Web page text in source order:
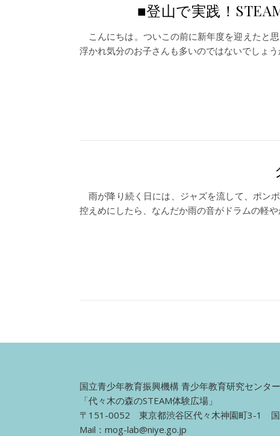
■登山で実践！
こんにちは。ついこの前に新年度を迎えたと
浮かれ気分のお子さんも多いのではないでし
雨が降り続く日には、ジャズを流して、ポン
控えめにしたら、なんだか雨の音がドラムの軽
国立青少年教育振興機構 青少年教育研究センタ
「代々木の森のSTEAM体験広場」
〒151-0052 東京都渋谷区代々木神園町3-1 国
Mail： mog-lab@niye.go.jp